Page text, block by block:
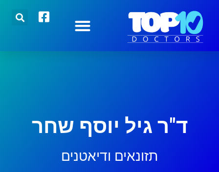
ד"ר גיל יוסף שחר
תזונאים ודיאטנים